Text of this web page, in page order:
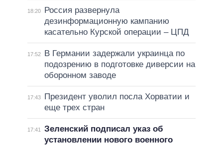
18:20
Россия развернула
дезинформационную кампанию
касательно Курской операции – ЦПД
17:52
В Германии задержали украинца по
подозрению в подготовке диверсии на
оборонном заводе
17:43
Президент уволил посла Хорватии и
еще трех стран
17:41
Зеленский подписал указ об
установлении нового военного